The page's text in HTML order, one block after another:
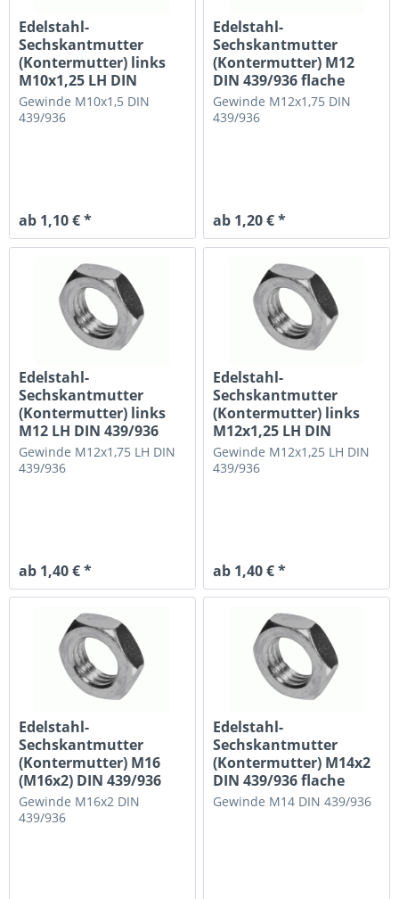
Edelstahl-
Sechskantmutter
(Kontermutter) links
M10x1,25 LH DIN
439/936 flache...
Gewinde M10x1,5 DIN
439/936
ab 1,10 € *
Edelstahl-
Sechskantmutter
(Kontermutter) M12
DIN 439/936 flache
Ausführung
Gewinde M12x1,75 DIN
439/936
ab 1,20 € *
Edelstahl-
Sechskantmutter
(Kontermutter) links
M12 LH DIN 439/936
flache...
Gewinde M12x1,75 LH DIN
439/936
ab 1,40 € *
Edelstahl-
Sechskantmutter
(Kontermutter) links
M12x1,25 LH DIN
439/936 flache...
Gewinde M12x1,25 LH DIN
439/936
ab 1,40 € *
Edelstahl-
Sechskantmutter
(Kontermutter) M16
(M16x2) DIN 439/936
flache...
Gewinde M16x2 DIN
439/936
Edelstahl-
Sechskantmutter
(Kontermutter) M14x2
DIN 439/936 flache
Ausführung
Gewinde M14 DIN 439/936